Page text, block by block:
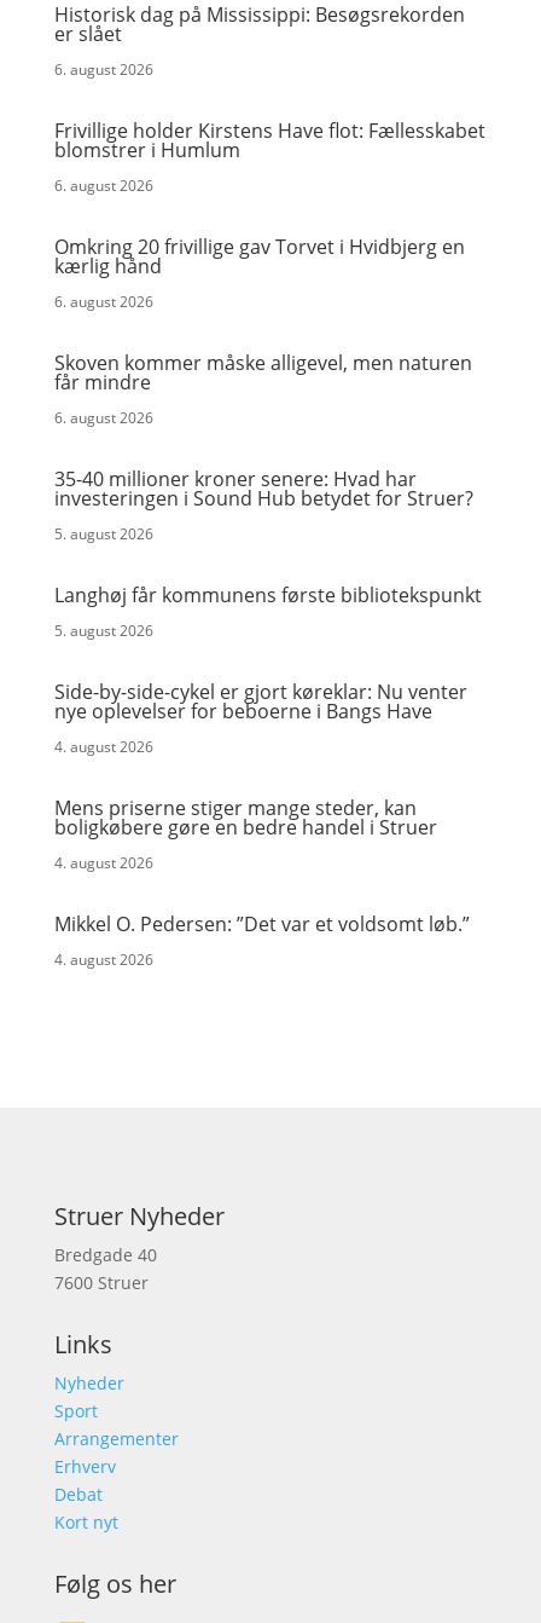
Historisk dag på Mississippi: Besøgsrekorden
er slået
6. august 2026
Frivillige holder Kirstens Have flot: Fællesskabet
blomstrer i Humlum
6. august 2026
Omkring 20 frivillige gav Torvet i Hvidbjerg en
kærlig hånd
6. august 2026
Skoven kommer måske alligevel, men naturen
får mindre
6. august 2026
35-40 millioner kroner senere: Hvad har
investeringen i Sound Hub betydet for Struer?
5. august 2026
Langhøj får kommunens første bibliotekspunkt
5. august 2026
Side-by-side-cykel er gjort køreklar: Nu venter
nye oplevelser for beboerne i Bangs Have
4. august 2026
Mens priserne stiger mange steder, kan
boligkøbere gøre en bedre handel i Struer
4. august 2026
Mikkel O. Pedersen: ”Det var et voldsomt løb.”
4. august 2026
Struer Nyheder
Bredgade 40
7600 Struer
Links
Nyheder
Sport
Arrangementer
Erhverv
Debat
Kort nyt
Følg os her